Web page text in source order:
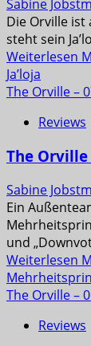
Sabine
Die Orville ist
steht sein
Weiterlesen
Ja’loja
The Orville –
Reviews
The
Sabine
Ein
und
Weiterlesen
The Orville –
Reviews